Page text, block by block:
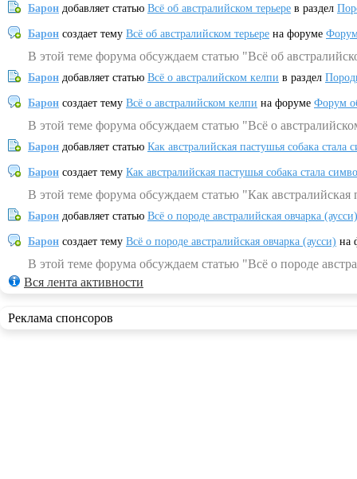
Барон добавляет статью Всё об австралийском терьере в раздел
Барон создает тему Всё об австралийском терьере на форуме
В этой теме форума обсуждаем статью "Всё об
Барон добавляет статью Всё о австралийском келпи в раздел
Барон создает тему Всё о австралийском келпи на форуме Форум
В этой теме форума обсуждаем статью "Всё о
Барон добавляет статью Как австралийская пастушья собака
Барон создает тему Как австралийская пастушья собака стала
В этой теме форума обсуждаем статью "Как
Барон добавляет статью Всё о породе австралийская овчарка (аусси)
Барон создает тему Всё о породе австралийская овчарка (аусси) на
В этой теме форума обсуждаем статью "Всё о породе
Вся лента активности
Реклама спонсоров